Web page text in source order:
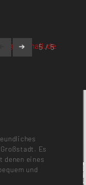
5 / 5
Es
denen eines
und